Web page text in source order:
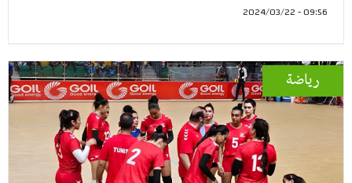
09:56 - 2024/03/22
رياضة